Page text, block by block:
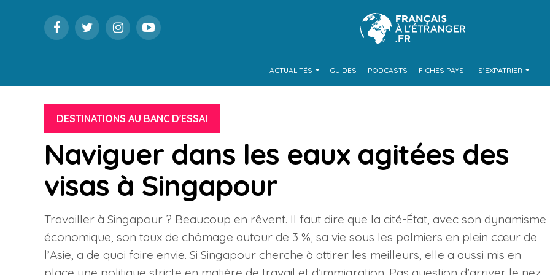
ACTUALITÉS GUIDES PODCASTS FICHES PAYS S’EXPATRIER
DESTINATIONS AU BANC D'ESSAI
Naviguer dans les eaux agitées des
visas à Singapour
Travailler à Singapour ? Beaucoup en rêvent. Il faut dire que la cité-État, avec son dynamisme
économique, son taux de chômage autour de 3 %, sa vie sous les palmiers en plein cœur de
l’Asie, a de quoi faire envie. Si Singapour cherche à attirer les meilleurs, elle a aussi mis en